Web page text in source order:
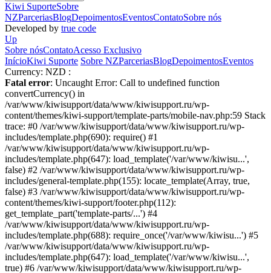
Kiwi SuporteSobre
NZParceriasBlogDepoimentosEventosContatoSobre nós
Developed by true code
Up
Sobre nósContatoAcesso Exclusivo
InícioKiwi Suporte Sobre NZParceriasBlogDepoimentosEventos
Currency: NZD :
Fatal error: Uncaught Error: Call to undefined function
convertCurrency() in
/var/www/kiwisupport/data/www/kiwisupport.ru/wp-
content/themes/kiwi-support/template-parts/mobile-nav.php:59 Stack
trace: #0 /var/www/kiwisupport/data/www/kiwisupport.ru/wp-
includes/template.php(690): require() #1
/var/www/kiwisupport/data/www/kiwisupport.ru/wp-
includes/template.php(647): load_template('/var/www/kiwisu...',
false) #2 /var/www/kiwisupport/data/www/kiwisupport.ru/wp-
includes/general-template.php(155): locate_template(Array, true,
false) #3 /var/www/kiwisupport/data/www/kiwisupport.ru/wp-
content/themes/kiwi-support/footer.php(112):
get_template_part('template-parts/...') #4
/var/www/kiwisupport/data/www/kiwisupport.ru/wp-
includes/template.php(688): require_once('/var/www/kiwisu...') #5
/var/www/kiwisupport/data/www/kiwisupport.ru/wp-
includes/template.php(647): load_template('/var/www/kiwisu...',
true) #6 /var/www/kiwisupport/data/www/kiwisupport.ru/wp-